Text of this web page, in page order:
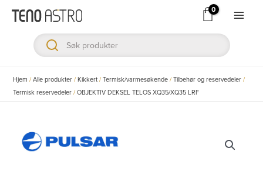
Hopp
innholdet
Hjem /Alle produkter /Kikkert /Termisk/varmesøkende /Tilbehør og reservedeler /
Termisk reservedeler /OBJEKTIV DEKSEL TELOS XQ35/XQ35 LRF